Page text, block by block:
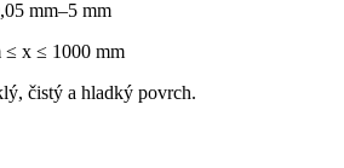
mm–5 mm
≤ x ≤ 1000 mm
čistý a hladký povrch.